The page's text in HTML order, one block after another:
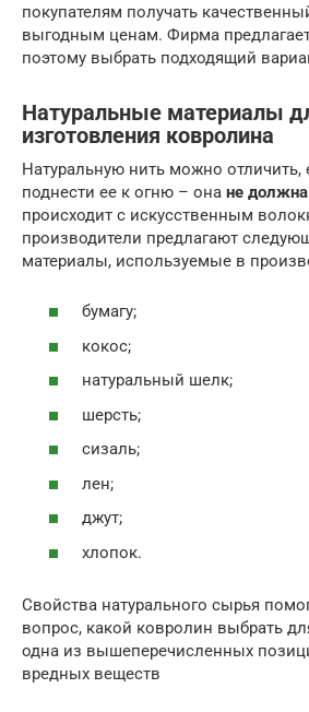
покупателям получать
выгодным ценам. Фирма
поэтому выбрать подходящий
Натуральные материалы
изготовления ковролина
Натуральную нить можно отличить,
поднести ее к огню – она не
происходит с искусственным
производители предлагают
материалы, используемые в
бумагу;
кокос;
натуральный шелк;
шерсть;
сизаль;
лен;
джут;
хлопок.
Свойства натурального сырья
вопрос, какой ковролин выбрать
одна из вышеперечисленных
вредных веществ